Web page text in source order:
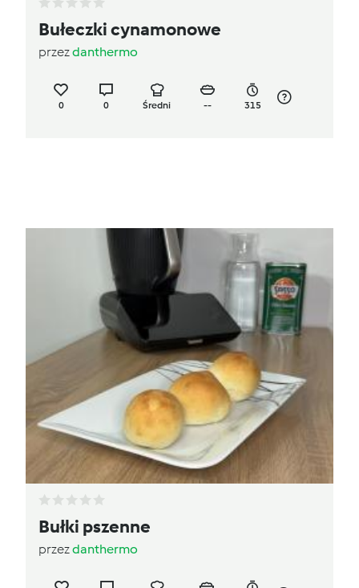
Bułeczki cynamonowe
przezdanthermo
0 0 Średni -- 315
Bułki pszenne
przezdanthermo